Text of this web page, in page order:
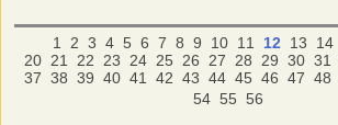
1 2 3 4 5 6 7 8 9 10 11 12 13 14
20 21 22 23 24 25 26 27 28 29 30 31
37 38 39 40 41 42 43 44 45 46 47 48
54 55 56